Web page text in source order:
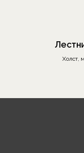
Холст,
Предметы декора